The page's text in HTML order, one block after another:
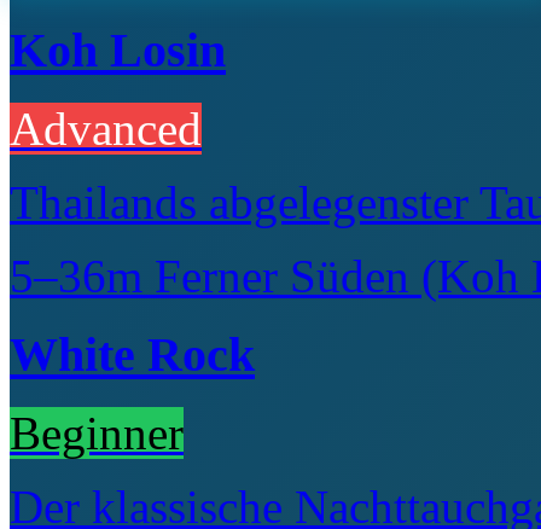
Koh Losin
Advanced
Thailands abgelegenster
5–36m Ferner Süden
White Rock
Beginner
Der klassische